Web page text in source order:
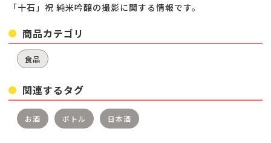
「十石」祝 純米吟醸の撮影に関する情報です。
商品カテゴリ
食品
関連するタグ
お酒 ボトル 日本酒